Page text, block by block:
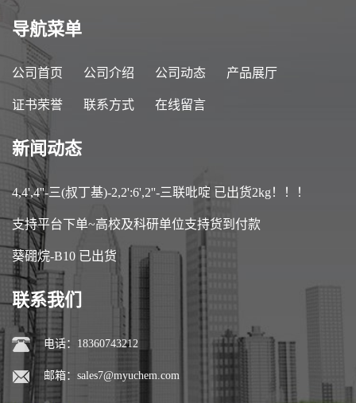
导航菜单
公司首页 公司介绍 公司动态 产品展厅
证书荣誉 联系方式 在线留言
新闻动态
4,4',4''-三(叔丁基)-2,2':6',2''-三联吡啶 已出货2kg！！！
支持平台下单~高校及科研单位支持货到付款
葵硼烷-B10 已出货
联系我们
电话：18360743212
邮箱： sales7@myuchem.com